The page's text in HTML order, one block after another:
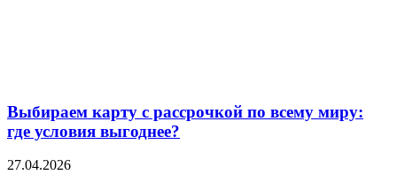
Выбираем карту с рассрочкой по всему миру:
где условия выгоднее?
27.04.2026